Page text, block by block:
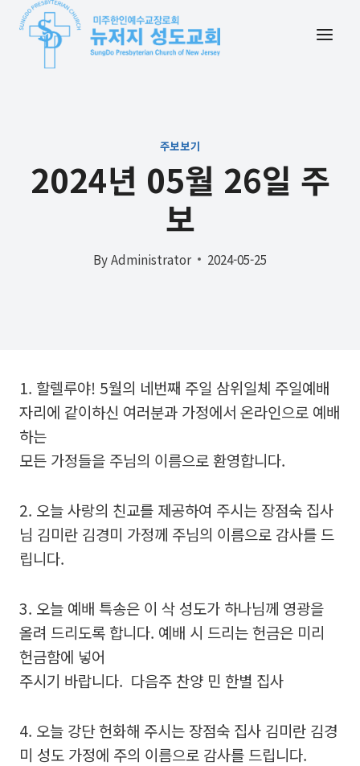
Skip
주보보기
2024년 05월 26일 주
보
ByAdministrator 2024-05-25
1. 할렐루야! 5월의 네번째 주일 삼위일체 주일예배
자리에 같이하신 여러분과 가정에서 온라인으로 예배
하는
모든 가정들을 주님의 이름으로 환영합니다.
2. 오늘 사랑의 친교를 제공하여 주시는 장점숙 집사
님 김미란 김경미 가정께 주님의 이름으로 감사를 드
립니다.
3. 오늘 예배 특송은 이 삭 성도가 하나님께 영광을
올려 드리도록 합니다. 예배 시 드리는 헌금은 미리
헌금함에 넣어
주시기 바랍니다. 다음주 찬양 민 한별 집사
4. 오늘 강단 헌화해 주시는 장점숙 집사 김미란 김경
미 성도 가정에 주의 이름으로 감사를 드립니다.